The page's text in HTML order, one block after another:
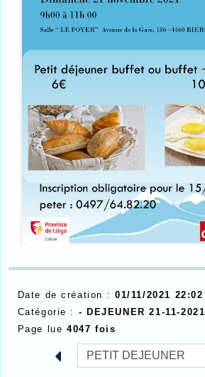
Date de création : 01/11/2021 22:02
Catégorie : - DEJEUNER 21-11-2021
Page lue 4047 fois